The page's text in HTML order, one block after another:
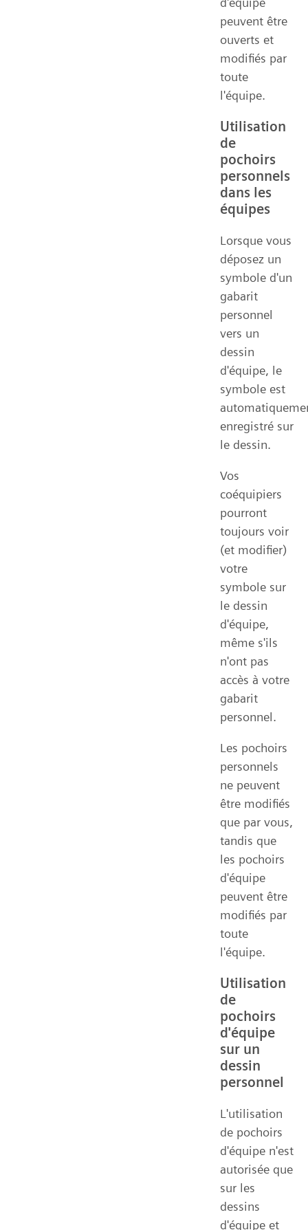
peuvent être
ouverts et
modifiés par
toute
l'équipe.
Utilisation
de
pochoirs
personnels
dans les
équipes
Lorsque vous
déposez un
symbole d'un
gabarit
personnel
vers un
dessin
d'équipe, le
symbole est
enregistré sur
le dessin.
Vos
coéquipiers
pourront
toujours voir
(et modifier)
votre
symbole sur
le dessin
d'équipe,
même s'ils
n'ont pas
accès à votre
gabarit
personnel.
Les pochoirs
personnels
ne peuvent
être modifiés
que par vous,
tandis que
les pochoirs
d'équipe
peuvent être
modifiés par
toute
l'équipe.
Utilisation
de
pochoirs
d'équipe
sur un
dessin
personnel
L'utilisation
de pochoirs
d'équipe n'est
autorisée que
sur les
dessins
d'équipe et